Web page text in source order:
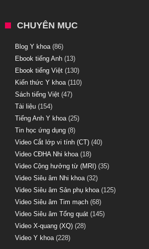
CHUYÊN MỤC
Blog Y khoa(86)
Ebook tiếng Anh (13)
Ebook tiếng Việt (130)
Kiến thức Y khoa(110)
Sách tiếng Việt (47)
Tài liệu (154)
Tiếng Anh Y khoa(25)
Tin học ứng dụng (8)
Video Cắt lớp vi tính (CT) (40)
Video CĐHA Nhi khoa(18)
Video Cộng hưởng từ (MRI) (35)
Video Siêu âm Nhi khoa(32)
Video Siêu âm Sản phụ khoa(125)
Video Siêu âm Tim mạch (68)
Video Siêu âm Tổng quát (145)
Video X-quang (XQ) (28)
Video Y khoa(228)